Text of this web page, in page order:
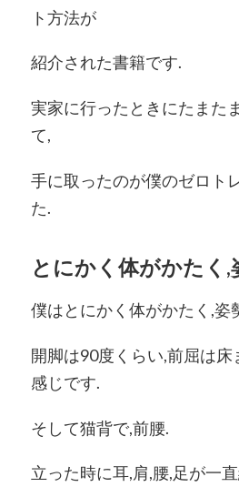
ト方法が
紹介された書籍です.
実家に行ったときにたまた
て,
手に取ったのが僕のゼロト
た.
とにかく体がかたく,
僕はとにかく体がかたく,姿
開脚は90度くらい,前屈は床
感じです.
そして猫背で,前腰.
立った時に耳,肩,腰,足が一